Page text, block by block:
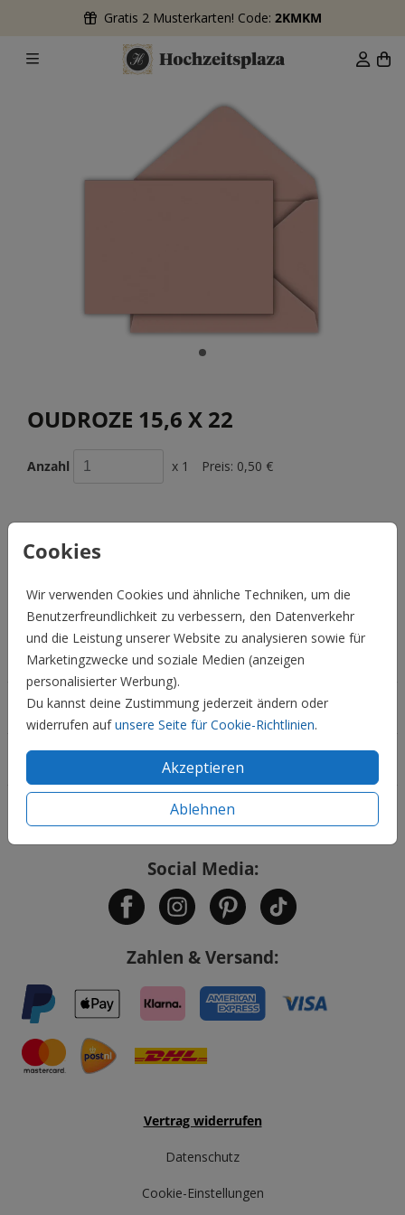
Gratis 2 Musterkarten! Code: 2KMKM
Cookies
Wir verwenden Cookies und ähnliche Techniken, um die
Benutzerfreundlichkeit zu verbessern, den Datenverkehr
und die Leistung unserer Website zu analysieren sowie für
Marketingzwecke und soziale Medien (anzeigen
personalisierter Werbung).
Du kannst deine Zustimmung jederzeit ändern oder
widerrufen aufunsere Seite für Cookie-Richtlinien.
Akzeptieren
Ablehnen
OUDROZE 15,6 X 22
Anzahl x 1 Preis: 0,50 €
BESCHREIBUNG
Preis:0,50 € für 1
Hochzeit
Familie & Feiertage
Informationen
Social Media:
Zahlen & Versand:
Vertrag widerrufen
Datenschutz
Cookie-Einstellungen